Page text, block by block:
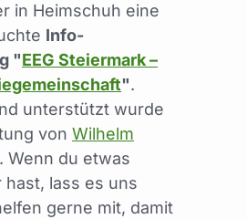
in Heimschuh eine
Info-
"EEG Steiermark –
".
unterstützt wurde
von Wilhelm
. Wenn du etwas
lass es uns
gerne mit, damit